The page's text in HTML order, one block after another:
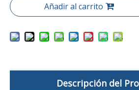
Añadir al carrito
Descripción del